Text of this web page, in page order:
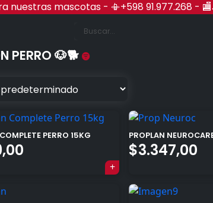
nuestras mascotas - 📳+598 91.977.268 -
Rocha
PERRO 🐶🐕
PERRO 15KG PROPLAN
$3.347,00